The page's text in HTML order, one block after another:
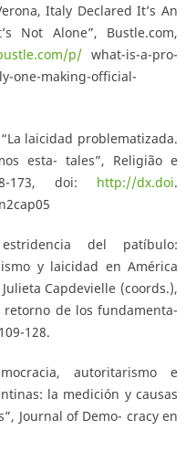
Italy Declared It’s An
Not Alone”, Bustle.com,
p/what-is-a-pro-
one-making-official-
laicidad problematizada.
esta- tales”, Religião e
173, doi: http://dx.doi.
del patíbulo:
y laicidad en América
Capdevielle (coords.),
retorno de los fundamenta-
128.
autoritarismo e
la medición y causas
Journal of Demo- cracy en